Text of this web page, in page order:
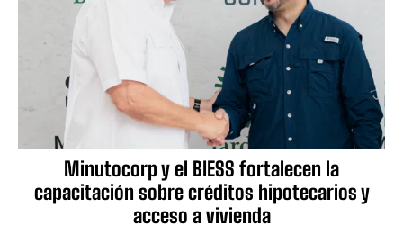
Minutocorp y el BIESS fortalecen la
capacitación sobre créditos hipotecarios y
acceso a vivienda